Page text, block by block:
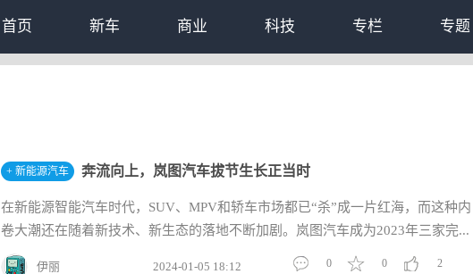
首页 新车 商业 科技 专栏 专题
+ 新能源汽车 奔流向上，岚图汽车拔节生长正当时
在新能源智能汽车时代，SUV、MPV和轿车市场都已“杀”成一片红海，而这种内
卷大潮还在随着新技术、新生态的落地不断加剧。岚图汽车成为2023年三家完...
伊丽 2024-01-05 18:12 2
0
0